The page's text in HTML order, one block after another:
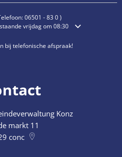
06501 - 83 0)
of sluitingstijden te verbergen
vrijdag om 08:30
bij telefonische afspraak!
Konz
markt 11
conc